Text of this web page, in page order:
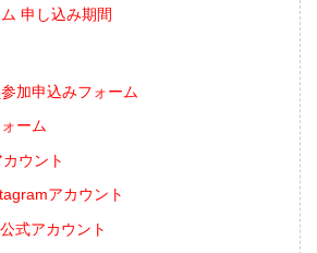
申し込み期間
加申込みフォーム
ーム
ウント
アカウント
式アカウント